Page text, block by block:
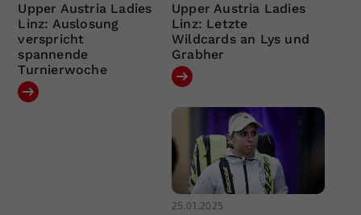
Upper Austria Ladies
Linz: Auslosung
verspricht
spannende
Turnierwoche
Upper Austria Ladies
Linz: Letzte
Wildcards an Lys und
Grabher
25.01.2025